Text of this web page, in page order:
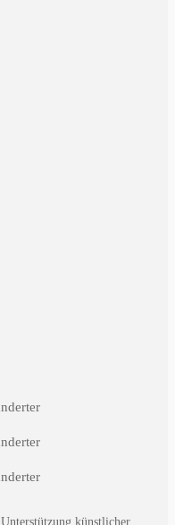
künstlicher